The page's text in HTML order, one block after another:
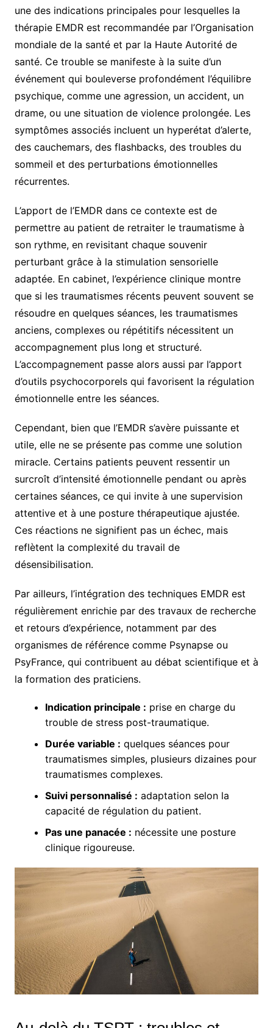
une des indications principales pour lesquelles la
thérapie EMDR est recommandée par l’Organisation
mondiale de la santé et par la Haute Autorité de
santé. Ce trouble se manifeste à la suite d’un
événement qui bouleverse profondément l’équilibre
psychique, comme une agression, un accident, un
drame, ou une situation de violence prolongée. Les
symptômes associés incluent un hyperétat d’alerte,
des cauchemars, des flashbacks, des troubles du
sommeil et des perturbations émotionnelles
récurrentes.
L’apport de l’EMDR dans ce contexte est de
permettre au patient de retraiter le traumatisme à
son rythme, en revisitant chaque souvenir
perturbant grâce à la stimulation sensorielle
adaptée. En cabinet, l’expérience clinique montre
que si les traumatismes récents peuvent souvent se
résoudre en quelques séances, les traumatismes
anciens, complexes ou répétitifs nécessitent un
accompagnement plus long et structuré.
L’accompagnement passe alors aussi par l’apport
d’outils psychocorporels qui favorisent la régulation
émotionnelle entre les séances.
Cependant, bien que l’EMDR s’avère puissante et
utile, elle ne se présente pas comme une solution
miracle. Certains patients peuvent ressentir un
surcroît d’intensité émotionnelle pendant ou après
certaines séances, ce qui invite à une supervision
attentive et à une posture thérapeutique ajustée.
Ces réactions ne signifient pas un échec, mais
reflètent la complexité du travail de
désensibilisation.
Par ailleurs, l’intégration des techniques EMDR est
régulièrement enrichie par des travaux de recherche
et retours d’expérience, notamment par des
organismes de référence comme Psynapse ou
PsyFrance, qui contribuent au débat scientifique et à
la formation des praticiens.
Indication principale : prise en charge du
trouble de stress post-traumatique.
Durée variable : quelques séances pour
traumatismes simples, plusieurs dizaines pour
traumatismes complexes.
Suivi personnalisé : adaptation selon la
capacité de régulation du patient.
Pas une panacée : nécessite une posture
clinique rigoureuse.